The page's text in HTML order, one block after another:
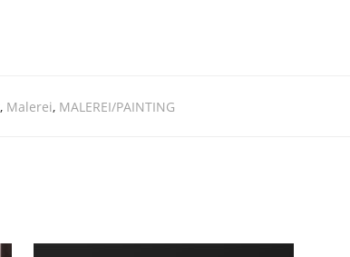
, Malerei, MALEREI/PAINTING